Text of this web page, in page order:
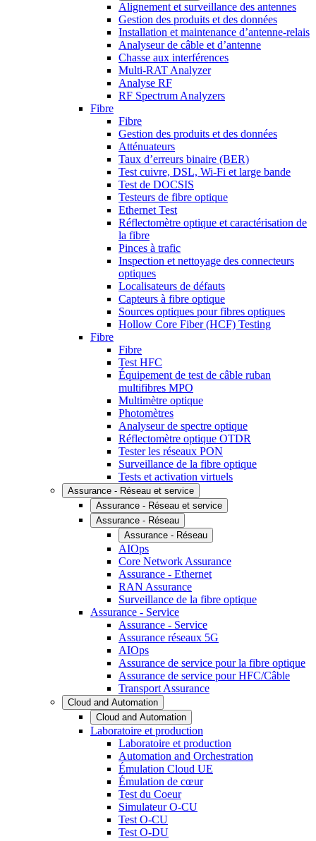
Alignement et surveillance des antennes
Gestion des produits et des données
Installation et maintenance d’antenne-relais
Analyseur de câble et d’antenne
Chasse aux interférences
Multi-RAT Analyzer
Analyse RF
RF Spectrum Analyzers
Fibre
Fibre
Gestion des produits et des données
Atténuateurs
Taux d’erreurs binaire (BER)
Test cuivre, DSL, Wi-Fi et large bande
Test de DOCSIS
Testeurs de fibre optique
Ethernet Test
Réflectomètre optique et caractérisation de
la fibre
Pinces à trafic
Inspection et nettoyage des connecteurs
optiques
Localisateurs de défauts
Capteurs à fibre optique
Sources optiques pour fibres optiques
Hollow Core Fiber (HCF) Testing
Fibre
Fibre
Test HFC
Équipement de test de câble ruban
multifibres MPO
Multimètre optique
Photomètres
Analyseur de spectre optique
Réflectomètre optique OTDR
Tester les réseaux PON
Surveillance de la fibre optique
Tests et activation virtuels
Assurance - Réseau et service
Assurance - Réseau et service
Assurance - Réseau
Assurance - Réseau
AIOps
Core Network Assurance
Assurance - Ethernet
RAN Assurance
Surveillance de la fibre optique
Assurance - Service
Assurance - Service
Assurance réseaux 5G
AIOps
Assurance de service pour la fibre optique
Assurance de service pour HFC/Câble
Transport Assurance
Cloud and Automation
Cloud and Automation
Laboratoire et production
Laboratoire et production
Automation and Orchestration
Émulation Cloud UE
Émulation de cœur
Test du Coeur
Simulateur O-CU
Test O-CU
Test O-DU